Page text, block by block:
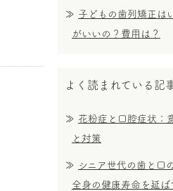
子どもの歯列矯正は
がいいの？費用は？
よく読まれている記
花粉症と口腔症状：
と対策
シニア世代の歯と口
全身の健康寿命を延ば